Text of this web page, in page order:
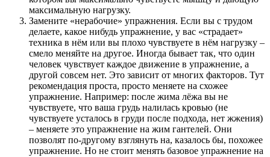
максимальную нагрузку.
Замените «нерабочие» упражнения. Если вы с трудом
делаете, какое нибудь упражнение, у вас «страдает»
техника в нём или вы плохо чувствуете в нём нагрузку –
смело меняйте на другое. Иногда бывает так, что один
человек чувствует каждое движение в упражнение, а
другой совсем нет. Это зависит от многих факторов. Тут
рекомендация проста, просто меняете на схожее
упражнение. Например: после жима лёжа вы не
чувствуете, что ваша грудь налилась кровью (не
чувствуете усталось в груди после подхода, нет жжения)
– меняете это упражнение на жим гантелей. Они
позволят по-другому взглянуть на, казалось бы, похожее
упражнение. Но не стоит менять базовое упражнение на